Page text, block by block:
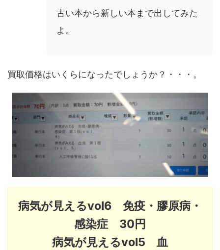
古い本から新しい本まで出してみた
よ。
買取価格はいくらになったでしょうか？・・・。
病気が見えるvol6 免疫・膠原病・
感染症 30円
病気が見えるvol5 血